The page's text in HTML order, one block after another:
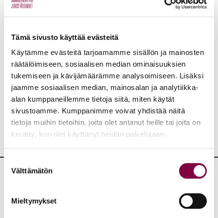
Tämä sivusto käyttää evästeitä
Käytämme evästeitä tarjoamamme sisällön ja mainosten
räätälöimiseen, sosiaalisen median ominaisuuksien
tukemiseen ja kävijämäärämme analysoimiseen. Lisäksi
jaamme sosiaalisen median, mainosalan ja analytiikka-
alan kumppaneillemme tietoja siitä, miten käytät
sivustoamme. Kumppanimme voivat yhdistää näitä
tietoja muihin tietoihin, joita olet antanut heille tai joita on
kerätty, kun olet käyttänyt heidän palvelujaan.
valinta
Välttämätön
Mieltymykset
Aiheet:
Juristiliitto
JAA: